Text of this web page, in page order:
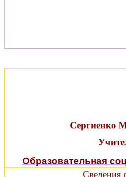
Сергиенко
Образовательная
Сведения